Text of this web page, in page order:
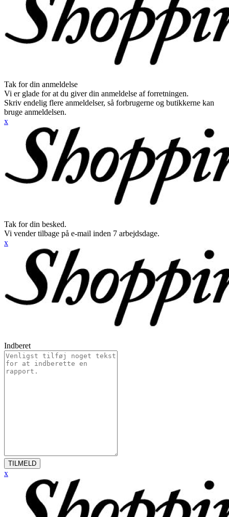
Tak for din anmeldelse
Vi er glade for at du giver din anmeldelse af forretningen.
Skriv endelig flere anmeldelser, så forbrugerne og butikkerne kan
bruge anmeldelsen.
x
Tak for din besked.
Vi vender tilbage på e-mail inden 7 arbejdsdage.
x
Indberet
TILMELD
x